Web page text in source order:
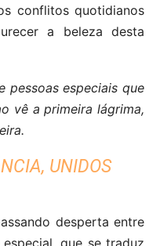
conflitos quotidianos
a beleza desta
pessoas especiais que
vê a primeira lágrima,
UNIDOS
desperta entre
que se traduz